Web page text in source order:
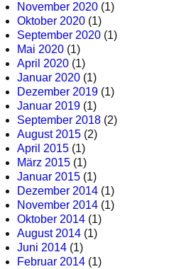
November 2020 (1)
Oktober 2020 (1)
September 2020 (1)
Mai 2020 (1)
April 2020 (1)
Januar 2020 (1)
Dezember 2019 (1)
Januar 2019 (1)
September 2018 (2)
August 2015 (2)
April 2015 (1)
März 2015 (1)
Januar 2015 (1)
Dezember 2014 (1)
November 2014 (1)
Oktober 2014 (1)
August 2014 (1)
Juni 2014 (1)
Februar 2014 (1)